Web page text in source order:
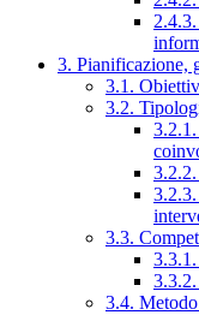
3. Pianificazione,
3.1.
3.2.
3.3.
3.4.